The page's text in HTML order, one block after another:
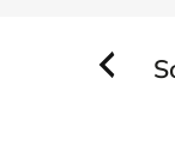
Previous